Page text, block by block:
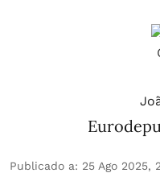
Publicado a: 25 Ago 2025,